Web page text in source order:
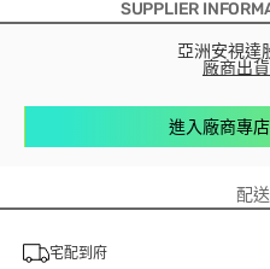
SUPPLIER
亞洲安視達
廠商出
進入廠商專
配
宅配到府